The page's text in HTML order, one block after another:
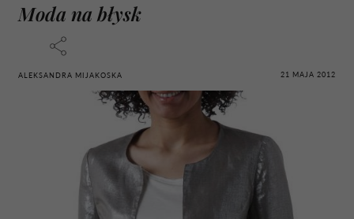
Moda na błysk
ALEKSANDRA MIJAKOSKA 21 MAJA 2012